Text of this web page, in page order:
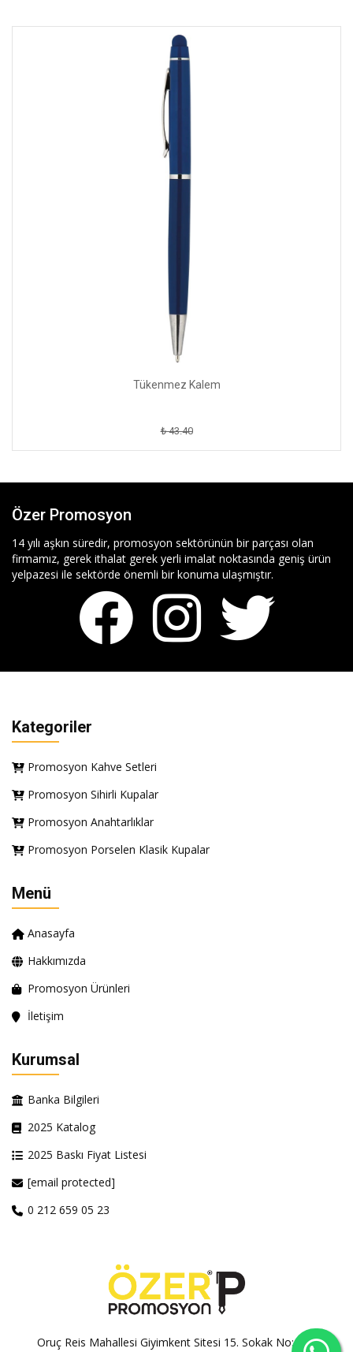
Tükenmez Kalem
₺ 43.40
Özer Promosyon
14 yılı aşkın süredir, promosyon sektörünün bir parçası olan
firmamız, gerek ithalat gerek yerli imalat noktasında geniş ürün
yelpazesi ile sektörde önemli bir konuma ulaşmıştır.
Kategoriler
Promosyon Kahve Setleri
Promosyon Sihirli Kupalar
Promosyon Anahtarlıklar
Promosyon Porselen Klasik Kupalar
Menü
Anasayfa
Hakkımızda
Promosyon Ürünleri
İletişim
Kurumsal
Banka Bilgileri
2025 Katalog
2025 Baskı Fiyat Listesi
[email protected]
0 212 659 05 23
Oruç Reis Mahallesi Giyimkent Sitesi 15. Sokak No:100A-